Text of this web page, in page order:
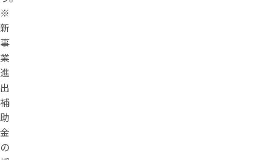
※
新
事
業
進
出
補
助
金
の